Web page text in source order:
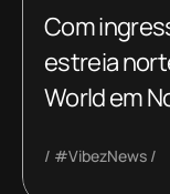
Com
estreia
World em
#VibezNews